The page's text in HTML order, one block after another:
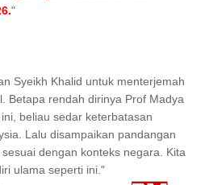
"
Syeikh Khalid untuk menterjemah
Betapa rendah dirinya Prof Madya
beliau sedar keterbatasan
Lalu disampaikan pandangan
dengan konteks negara. Kita
ulama seperti ini."